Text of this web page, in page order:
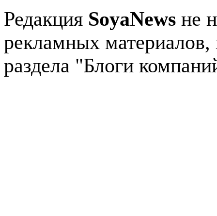
Редакция SoyaNews не
рекламных
раздела "Блоги